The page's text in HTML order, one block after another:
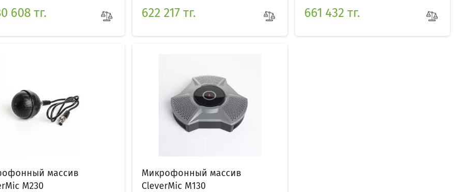
608 тг. 622 217 тг. 661 432 тг.
массив
M230
Микрофонный массив
CleverMic M130